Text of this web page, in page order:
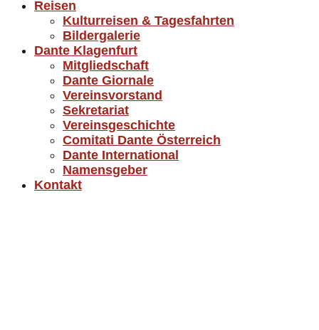
Reisen
Kulturreisen & Tagesfahrten
Bildergalerie
Dante Klagenfurt
Mitgliedschaft
Dante Giornale
Vereinsvorstand
Sekretariat
Vereinsgeschichte
Comitati Dante Österreich
Dante International
Namensgeber
Kontakt